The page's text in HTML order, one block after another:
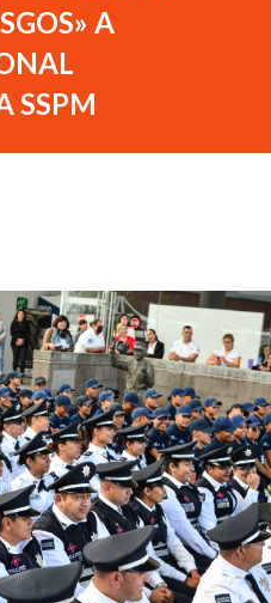
A
SSPM